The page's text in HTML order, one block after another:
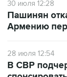
Армению
28 июля 12:54
ЕС